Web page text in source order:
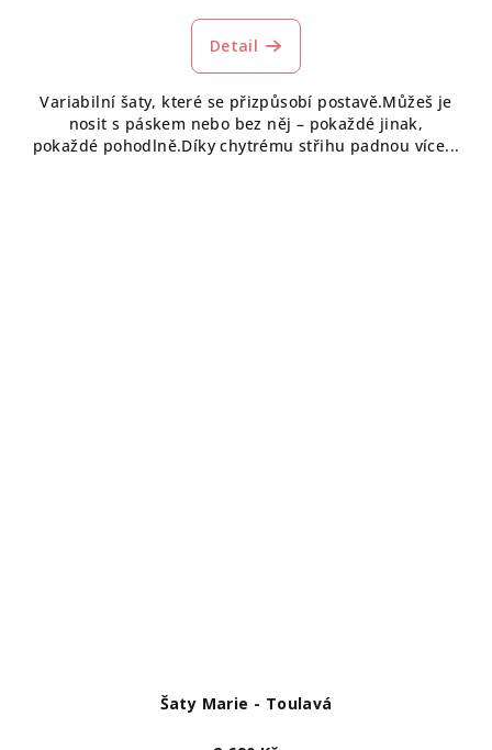
Detail
Variabilní šaty, které se přizpůsobí postavě.Můžeš je
nosit s páskem nebo bez něj – pokaždé jinak,
pokaždé pohodlně.Díky chytrému střihu padnou více...
Šaty Marie - Toulavá